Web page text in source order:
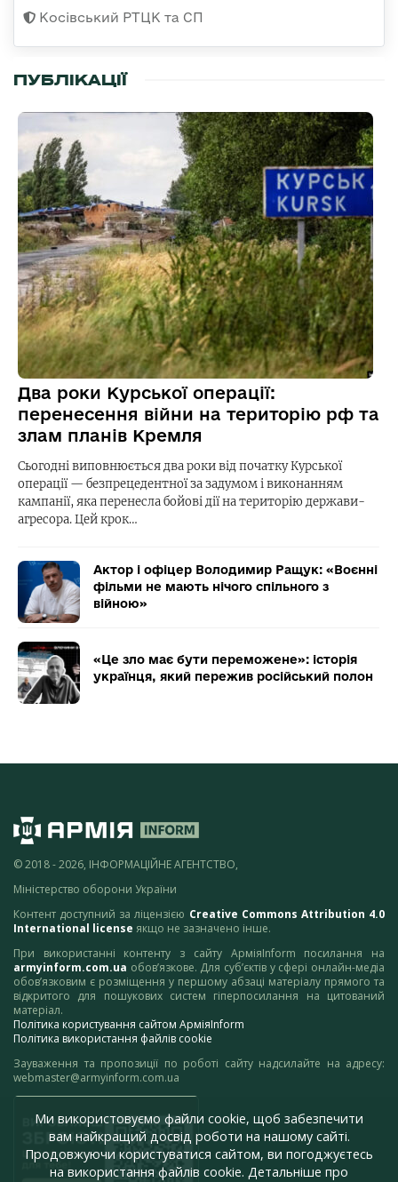
Косівський РТЦК та СП
ПУБЛІКАЦІЇ
Два роки Курської операції:
перенесення війни на територію рф та
злам планів Кремля
Сьогодні виповнюється два роки від початку Курської
операції — безпрецедентної за задумом і виконанням
кампанії, яка перенесла бойові дії на територію держави-
агресора. Цей крок…
Актор і офіцер Володимир Ращук: «Воєнні
фільми не мають нічого спільного з
війною»
«Це зло має бути переможене»: історія
українця, який пережив російський полон
© 2018 - 2026, ІНФОРМАЦІЙНЕ АГЕНТСТВО,
Міністерство оборони України
Контент доступний за ліцензією Creative Commons Attribution 4.0
International license якщо не зазначено інше.
При використанні контенту з сайту АрміяInform посилання на
armyinform.com.ua обов’язкове. Для суб’єктів у сфері онлайн-медіа
обов’язковим є розміщення у першому абзаці матеріалу прямого та
відкритого для пошукових систем гіперпосилання на цитований
матеріал.
Політика користування сайтом АрміяInform
Політика використання файлів cookie
Зауваження та пропозиції по роботі сайту надсилайте на адресу:
webmaster@armyinform.com.ua
Ми використовуємо файли cookie, щоб забезпечити
вам найкращий досвід роботи на нашому сайті.
Продовжуючи користуватися сайтом, ви погоджуєтесь
на використання файлів cookie. Детальніше про